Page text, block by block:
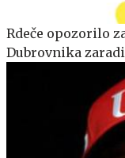
Rdeče opozorilo
Dubrovnika